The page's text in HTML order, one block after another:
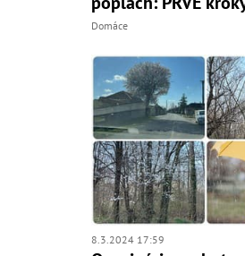
Domáce
8.3.2024 17:59